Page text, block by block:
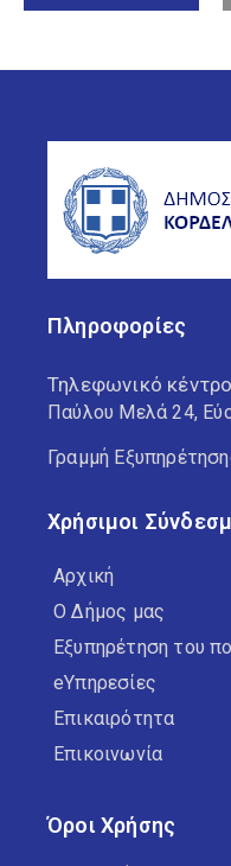
Πληροφορίες
Τηλεφωνικό
Παύλου Μελά 24,
Γραμμή
Χρήσιμοι
Αρχική
Ο Δήμος μας
Εξυπηρέτηση του
eΥπηρεσίες
Επικαιρότητα
Επικοινωνία
Όροι Χρήσης